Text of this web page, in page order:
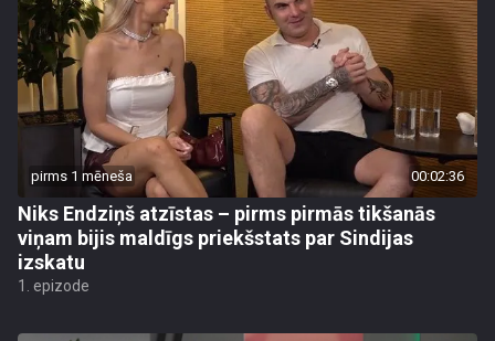
pirms 1 mēneša 00:02:36
Niks Endziņš atzīstas – pirms pirmās tikšanās
viņam bijis maldīgs priekšstats par Sindijas
izskatu
1. epizode